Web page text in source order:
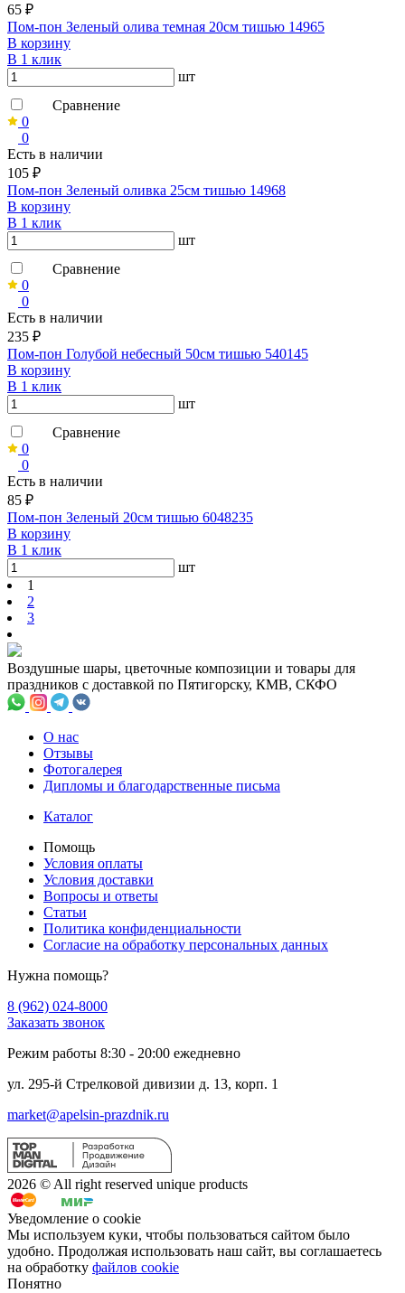
65 ₽
Пом-пон Зеленый олива темная 20см тишью 14965
В корзину
В 1 клик
шт
Сравнение
0
0
Есть в наличии
105 ₽
Пом-пон Зеленый оливка 25см тишью 14968
В корзину
В 1 клик
шт
Сравнение
0
0
Есть в наличии
235 ₽
Пом-пон Голубой небесный 50см тишью 540145
В корзину
В 1 клик
шт
Сравнение
0
0
Есть в наличии
85 ₽
Пом-пон Зеленый 20см тишью 6048235
В корзину
В 1 клик
шт
1
2
3
Воздушные шары, цветочные композиции и товары для
праздников с доставкой по Пятигорску, КМВ, СКФО
О нас
Отзывы
Фотогалерея
Дипломы и благодарственные письма
Каталог
Помощь
Условия оплаты
Условия доставки
Вопросы и ответы
Статьи
Политика конфиденциальности
Cогласие на обработку персональных данных
Нужна помощь?
8 (962) 024-8000
Заказать звонок
Режим работы 8:30 - 20:00 ежедневно
ул. 295-й Стрелковой дивизии д. 13, корп. 1
market@apelsin-prazdnik.ru
2026 © All right reserved unique products
Уведомление о cookie
Мы используем куки, чтобы пользоваться сайтом было
удобно. Продолжая использовать наш сайт, вы соглашаетесь
на обработку файлов cookie
Понятно